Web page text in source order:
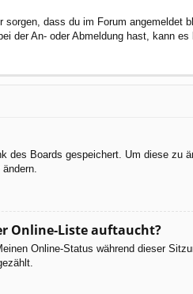
dass du im Forum
der An- oder Abmeldung hast, kann
Boards gespeichert. Um diese
Online-Liste auftaucht?
Online-Status während dieser